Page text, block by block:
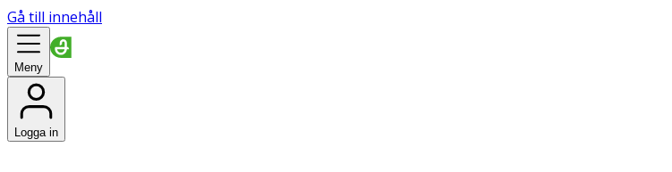
Gå till innehåll
Meny
Logga in